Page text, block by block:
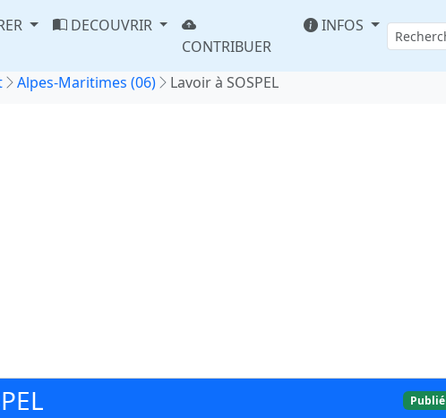
DECOUVRIR
CONTRIBUER
INFOS
Alpes-Maritimes (06) Lavoir à SOSPEL
Publié